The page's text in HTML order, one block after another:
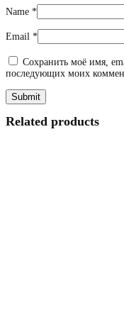
Name *
Email *
Сохранить моё имя,
последующих моих
Related products